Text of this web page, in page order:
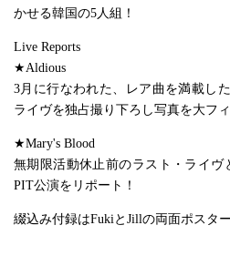
かせる韓国の5人組！
Live Reports
★Aldious
3月に行なわれた、レア曲を満載し
ライヴを独占撮り下ろし写真を大フ
★Mary's Blood
無期限活動休止前のラスト・ライヴ
PIT公演をリポート！
綴込み付録はFukiとJillの両面ポスター